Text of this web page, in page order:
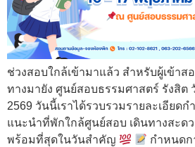
ช่วงสอบใกล้เข้ามาแล้ว สำหรับผู้เข้าส
ทางมายัง ศูนย์สอบธรรมศาสตร์ รังสิต
2569 วันนี้เราได้รวบรวมรายละเอียด
แนะนำที่พักใกล้ศูนย์สอบ เดินทางสะด
พร้อมที่สุดในวันสำคัญ
กำหนดก